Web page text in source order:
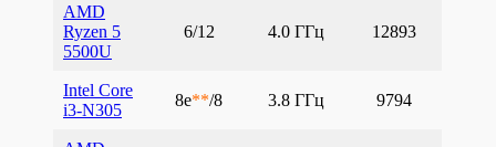
AMD
Ryzen 5
5500U
6/12 4.0 ГГц 12893
Intel Core
i3-N305
8e**/8 3.8 ГГц 9794